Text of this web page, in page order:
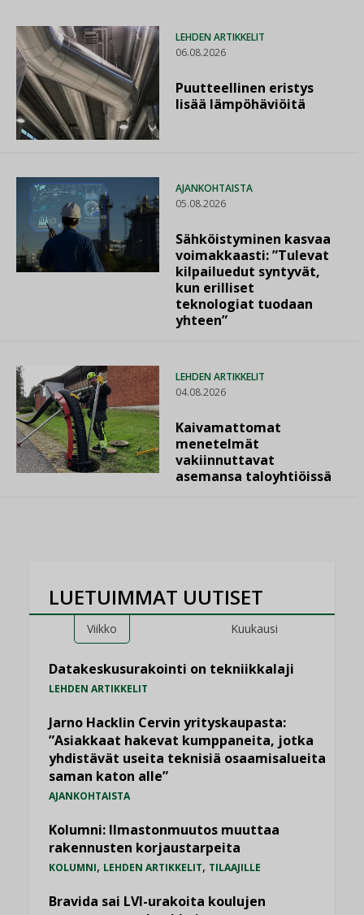
LEHDEN ARTIKKELIT
06.08.2026
Puutteellinen eristys
lisää lämpöhäviöitä
AJANKOHTAISTA
05.08.2026
Sähköistyminen kasvaa
voimakkaasti: ”Tulevat
kilpailuedut syntyvät,
kun erilliset
teknologiat tuodaan
yhteen”
LEHDEN ARTIKKELIT
04.08.2026
Kaivamattomat
menetelmät
vakiinnuttavat
asemansa taloyhtiöissä
LUETUIMMAT UUTISET
Viikko Kuukausi
Datakeskusurakointi on tekniikkalaji
LEHDEN ARTIKKELIT
Jarno Hacklin Cervin yrityskaupasta:
”Asiakkaat hakevat kumppaneita, jotka
yhdistävät useita teknisiä osaamisalueita
saman katon alle”
AJANKOHTAISTA
Kolumni: Ilmastonmuutos muuttaa
rakennusten korjaustarpeita
KOLUMNI, LEHDEN ARTIKKELIT, TILAAJILLE
Bravida sai LVI-urakoita koulujen